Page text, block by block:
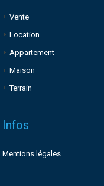
Vente
Location
Appartement
Maison
Terrain
Infos
Mentions légales